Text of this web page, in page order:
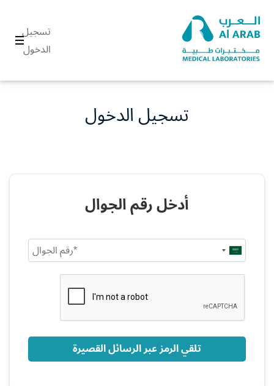
تسجيل
الدخول
تسجيل الدخول
أدخل رقم الجوال
Saudi
Arabia
تلقي الرمز عبر الرسائل القصيرة